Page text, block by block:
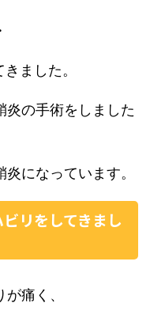
ました。
炎の手術をしました
になっています。
リをしてきまし
痛く、